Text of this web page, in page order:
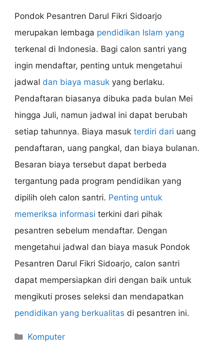
Pondok Pesantren Darul Fikri Sidoarjo
merupakan lembaga pendidikan Islam yang
terkenal di Indonesia. Bagi calon santri yang
ingin mendaftar, penting untuk mengetahui
jadwal dan biaya masuk yang berlaku.
Pendaftaran biasanya dibuka pada bulan Mei
hingga Juli, namun jadwal ini dapat berubah
setiap tahunnya. Biaya masuk terdiri dari uang
pendaftaran, uang pangkal, dan biaya bulanan.
Besaran biaya tersebut dapat berbeda
tergantung pada program pendidikan yang
dipilih oleh calon santri. Penting untuk
memeriksa informasi terkini dari pihak
pesantren sebelum mendaftar. Dengan
mengetahui jadwal dan biaya masuk Pondok
Pesantren Darul Fikri Sidoarjo, calon santri
dapat mempersiapkan diri dengan baik untuk
mengikuti proses seleksi dan mendapatkan
pendidikan yang berkualitas di pesantren ini.
Categories
Komputer